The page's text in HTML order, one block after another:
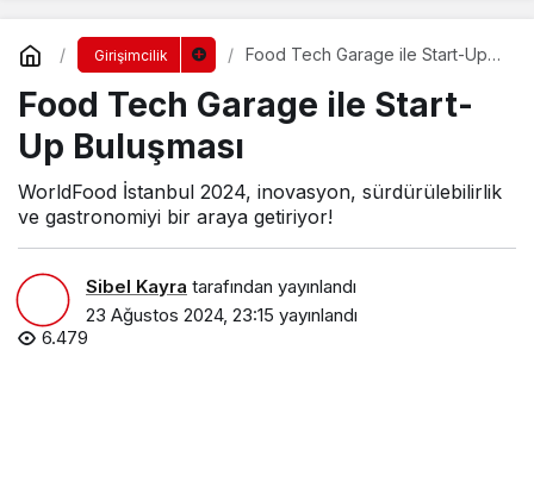
Girişimcilik
Food Tech Garage ile Start-Up
Food Tech Garage ile Start-
Up Buluşması
WorldFood İstanbul 2024, inovasyon, sürdürülebilirlik
ve gastronomiyi bir araya getiriyor!
Sibel Kayra tarafından yayınlandı
23 Ağustos 2024, 23:15 yayınlandı
6.479